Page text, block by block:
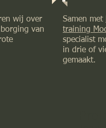
wij over
van
Samen met
training
specialist
in drie of
gemaakt.